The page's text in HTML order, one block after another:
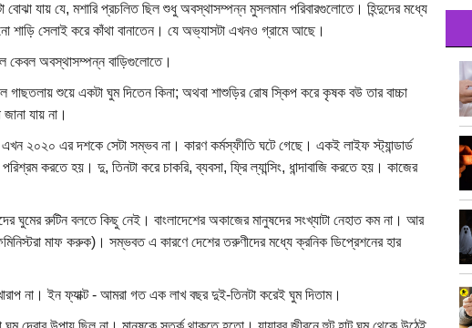
বোঝা যায় যে, মশারি প্রচলিত ছিল শুধু অবস্থাসম্পন্ন মুসলমান পরিবারগুলোতে। হিন্দুদের মধ্যে
শাড়ি সেলাই করে কাঁথা বানাতেন। যে অভ্যাসটা এখনও গ্রামে আছে।
কেবল অবস্থাসম্পন্ন বাড়িগুলোতে।
গাছতলায় শুয়ে একটা ঘুম দিতেন কিনা; অথবা শাশুড়ির রোষ স্কিপ করে কৃষক বউ তার বাচ্চা
যায় না।
২০২০ এর দশকে সেটা সম্ভব না। কারণ কর্মস্ফীতি ঘটে গেছে। একই লাইফ স্ট্যান্ডার্ড
করতে হয়। দু, তিনটা করে চাকরি, ব্যবসা, ফ্রি ল্যান্সিং, ধান্দাবাজি করতে হয়। কাজের
ঘুমের রুটিন বলতে কিছু নেই। বাংলাদেশের অকাজের মানুষদের সংখ্যাটা নেহাত কম না। আর
মাফ করুক)। সম্ভবত এ কারণে দেশের তরুণীদের মধ্যে ক্রনিক ডিপ্রেশনের হার
না। ইন ফ্যাক্ট - আমরা গত এক লাখ বছর দুই-তিনটা করেই ঘুম দিতাম।